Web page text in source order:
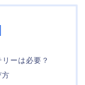
ーは必要？
方